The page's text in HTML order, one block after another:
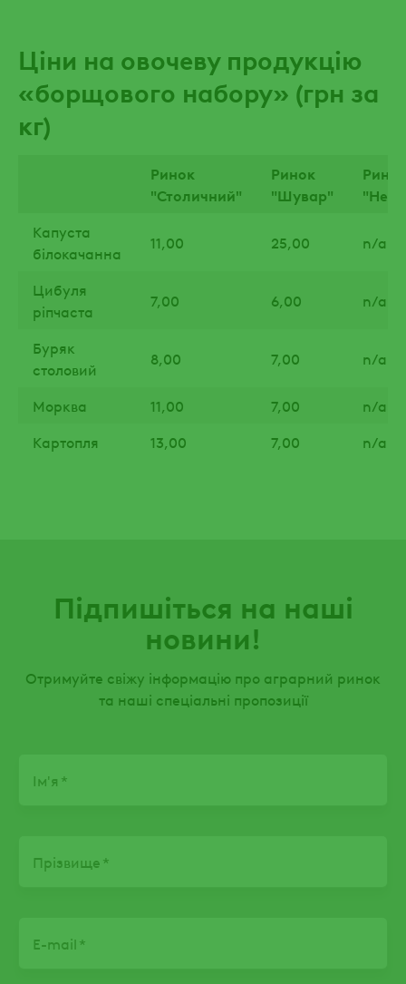
Ціни на овочеву продукцію
«борщового набору» (грн за
кг)
Ринок
"Столичний"
Ринок
"Шувар"
Ринок
Капуста
білокачанна
11,00 25,00 n/a
Цибуля
ріпчаста
7,00 6,00 n/a
Буряк
столовий
8,00 7,00 n/a
Морква 11,00 7,00
n/a
Картопля
13,00 7,00 n/a
Підпишіться на наші
новини!
Отримуйте свіжу інформацію про аграрний ринок
та наші спеціальні пропозиції
Ім'я
Прізвище
E-mail